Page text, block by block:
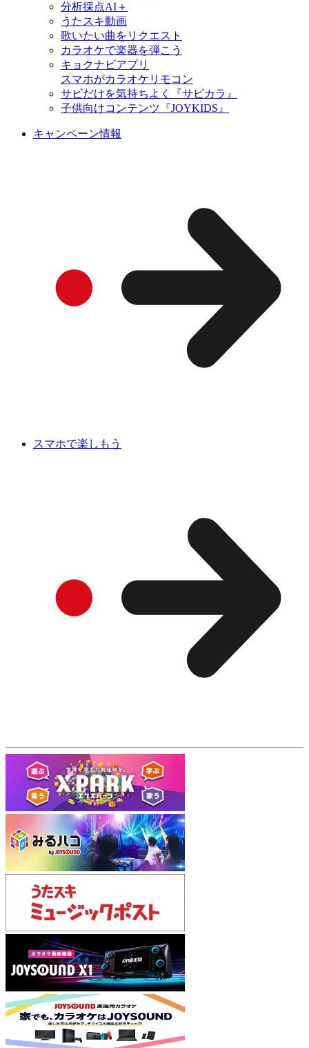
分析採点AI＋
うたスキ動画
歌いたい曲をリクエスト
カラオケで楽器を弾こう
キョクナビアプリ
スマホがカラオケリモコン
サビだけを気持ちよく『サビカラ』
子供向けコンテンツ『JOYKIDS』
キャンペーン情報
スマホで楽しもう